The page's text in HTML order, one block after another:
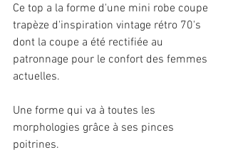
Ce top a la forme d'une mini robe coupe
trapèze d'inspiration vintage rétro 70's
dont la coupe a été rectifiée au
patronnage pour le confort des femmes
actuelles.
Une forme qui va à toutes les
morphologies grâce à ses pinces
poitrines.